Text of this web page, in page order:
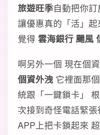
旅遊旺季自動把你
讓優惠真的「活」
覺得 雲海銀行 颺風
啊另外一個 現在個
個資外洩 它裡面那
統跟「一鍵鎖卡」
次接到奇怪電話緊
APP上把卡鎖起來